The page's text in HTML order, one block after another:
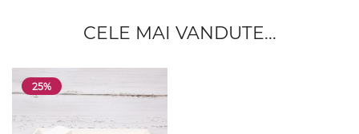
CELE MAI VANDUTE...
25%